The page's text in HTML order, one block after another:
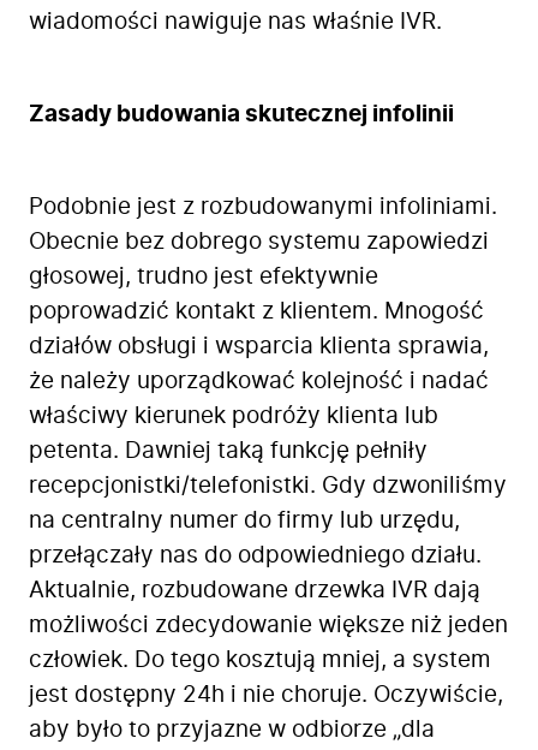
wiadomości nawiguje nas właśnie IVR.
Zasady budowania skutecznej infolinii
Podobnie jest z rozbudowanymi infoliniami.
Obecnie bez dobrego systemu zapowiedzi
głosowej, trudno jest efektywnie
poprowadzić kontakt z klientem. Mnogość
działów obsługi i wsparcia klienta sprawia,
że należy uporządkować kolejność i nadać
właściwy kierunek podróży klienta lub
petenta. Dawniej taką funkcję pełniły
recepcjonistki/telefonistki. Gdy dzwoniliśmy
na centralny numer do firmy lub urzędu,
przełączały nas do odpowiedniego działu.
Aktualnie, rozbudowane drzewka IVR dają
możliwości zdecydowanie większe niż jeden
człowiek. Do tego kosztują mniej, a system
jest dostępny 24h i nie choruje. Oczywiście,
aby było to przyjazne w odbiorze „dla